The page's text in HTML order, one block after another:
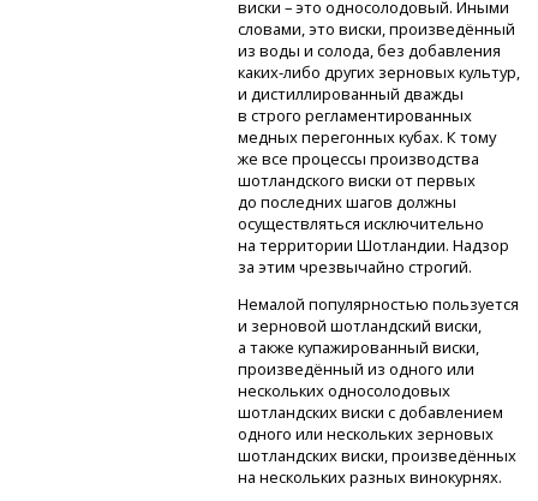
виски – это односолодовый. Иными
словами, это виски, произведённый
из воды и солода, без добавления
каких-либо других зерновых культур,
и дистиллированный дважды
в строго регламентированных
медных перегонных кубах. К тому
же все процессы производства
шотландского виски от первых
до последних шагов должны
осуществляться исключительно
на территории Шотландии. Надзор
за этим чрезвычайно строгий.
Немалой популярностью пользуется
и зерновой шотландский виски,
а также купажированный виски,
произведённый из одного или
нескольких односолодовых
шотландских виски с добавлением
одного или нескольких зерновых
шотландских виски, произведённых
на нескольких разных винокурнях.